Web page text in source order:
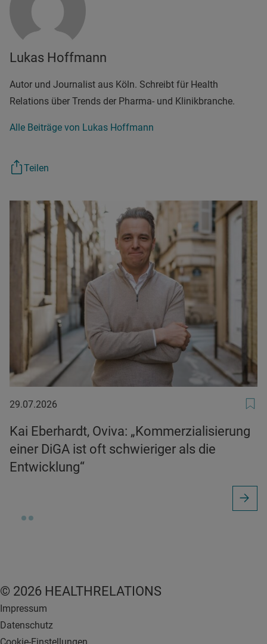
Lukas Hoffmann
Autor und Journalist aus Köln. Schreibt für Health
Relations über Trends der Pharma- und Klinikbranche.
Alle Beiträge von Lukas Hoffmann
Teilen
29.07.2026
29.07.2026
Kai Eberhardt, Oviva: „Kommerzialisierung
einer DiGA ist oft schwieriger als die
Entwicklung“
© 2026 HEALTHRELATIONS
Impressum
Datenschutz